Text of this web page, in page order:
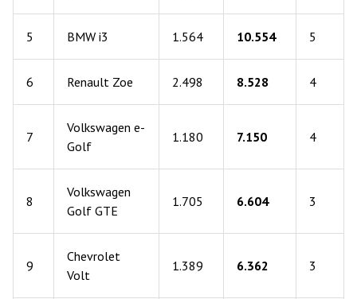
5 BMW i3 1.564 10.554 5
6 Renault Zoe 2.498 8.528 4
7
Volkswagen e-
Golf
1.180 7.150 4
8
Volkswagen
Golf GTE
1.705 6.604 3
9
Chevrolet
Volt
1.389 6.362 3